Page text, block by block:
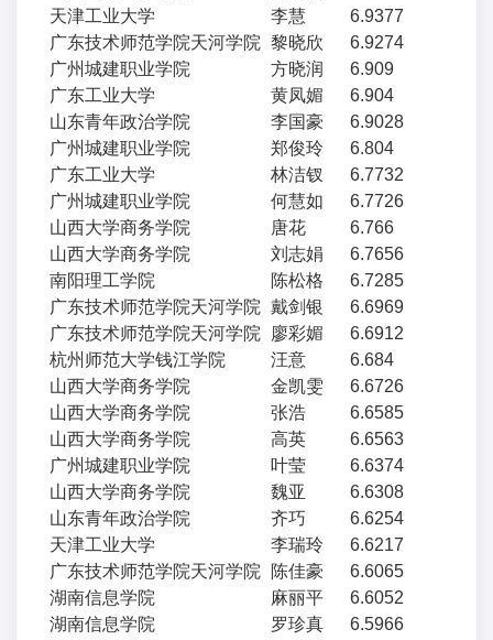
天津工业大学
李慧
6.9377
广东技术师范学院天河学院 黎晓欣
6.9274
广州城建职业学院
方晓润
6.909
广东工业大学
黄凤媚
6.904
山东青年政治学院
李国豪
6.9028
广州城建职业学院
郑俊玲
6.804
广东工业大学
林洁钗
6.7732
广州城建职业学院
何慧如
6.7726
山西大学商务学院
唐花
6.766
山西大学商务学院
刘志娟
6.7656
南阳理工学院
陈松格
6.7285
广东技术师范学院天河学院 戴剑银
6.6969
广东技术师范学院天河学院
廖彩媚
6.6912
杭州师范大学钱江学院
汪意
6.684
山西大学商务学院
金凯雯
6.6726
山西大学商务学院
张浩
6.6585
山西大学商务学院
高英
6.6563
广州城建职业学院
叶莹
6.6374
山西大学商务学院
魏亚
6.6308
山东青年政治学院
齐巧
6.6254
天津工业大学
李瑞玲
6.6217
广东技术师范学院天河学院
陈佳豪
6.6065
湖南信息学院
麻丽平
6.6052
湖南信息学院
罗珍真
6.5966